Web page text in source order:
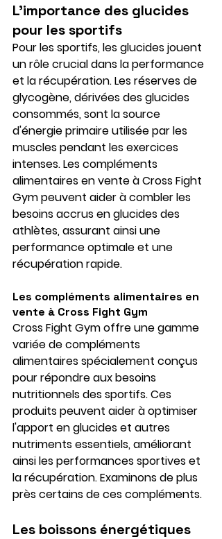
L'importance des glucides
pour les sportifs
Pour les sportifs, les glucides jouent
un rôle crucial dans la performance
et la récupération. Les réserves de
glycogène, dérivées des glucides
consommés, sont la source
d'énergie primaire utilisée par les
muscles pendant les exercices
intenses. Les compléments
alimentaires en vente à Cross Fight
Gym peuvent aider à combler les
besoins accrus en glucides des
athlètes, assurant ainsi une
performance optimale et une
récupération rapide.
Les compléments alimentaires en
vente à Cross Fight Gym
Cross Fight Gym offre une gamme
variée de compléments
alimentaires spécialement conçus
pour répondre aux besoins
nutritionnels des sportifs. Ces
produits peuvent aider à optimiser
l'apport en glucides et autres
nutriments essentiels, améliorant
ainsi les performances sportives et
la récupération. Examinons de plus
près certains de ces compléments.
Les boissons énergétiques